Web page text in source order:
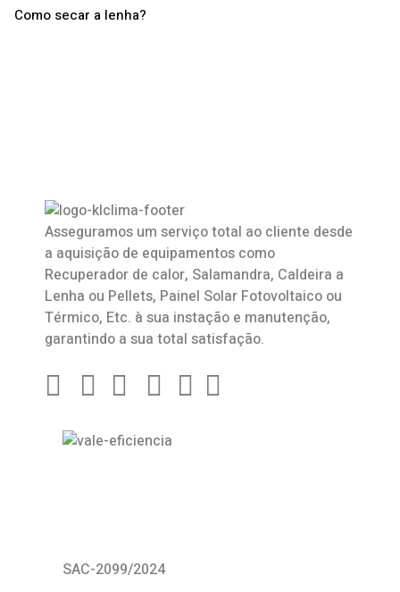
Como secar a lenha?
Asseguramos um serviço total ao cliente desde
a aquisição de equipamentos como
Recuperador de calor, Salamandra, Caldeira a
Lenha ou Pellets, Painel Solar Fotovoltaico ou
Térmico, Etc. à sua instação e manutenção,
garantindo a sua total satisfação.
SAC-2099/2024